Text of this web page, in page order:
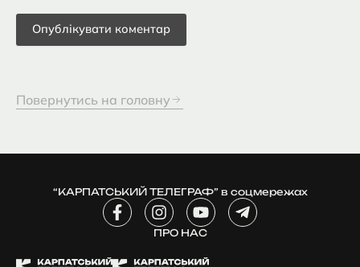
Повернутись на головну
“КАРПАТСЬКИЙ ТЕЛЕГРАФ” в соцмережах
F
a
I
n
s
Y
o
u
t
T
e
ПРО НАС